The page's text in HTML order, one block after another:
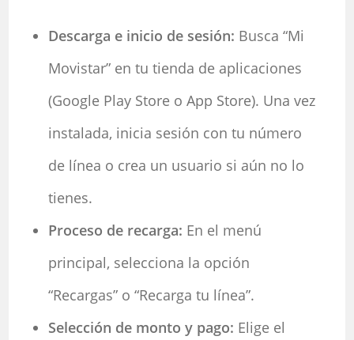
Descarga e inicio de sesión: Busca “Mi
Movistar” en tu tienda de aplicaciones
(Google Play Store o App Store). Una vez
instalada, inicia sesión con tu número
de línea o crea un usuario si aún no lo
tienes.
Proceso de recarga: En el menú
principal, selecciona la opción
“Recargas” o “Recarga tu línea”.
Selección de monto y pago: Elige el